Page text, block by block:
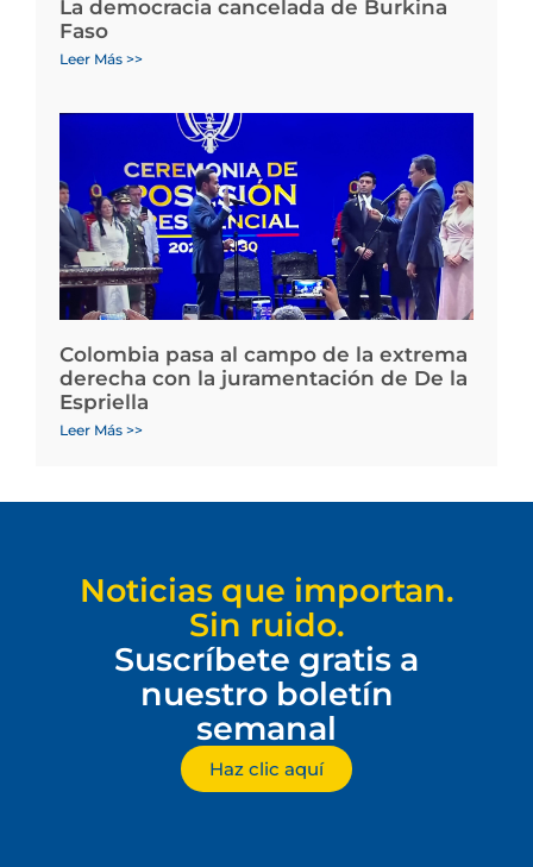
La democracia cancelada de Burkina
Faso
Leer Más >>
Colombia pasa al campo de la extrema
derecha con la juramentación de De la
Espriella
Leer Más >>
Noticias que importan.
Sin ruido.
Suscríbete gratis a
nuestro boletín
semanal
Haz clic aquí